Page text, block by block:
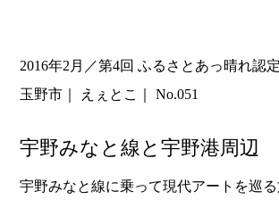
お知らせ
MAGAZINE
地域のよみもの
JR PREMIUM SELECT
2016年2月／第4回 ふるさとあっ晴れ認定
玉野市
えぇとこ No.051
宇野みなと線と宇野港周辺
宇野みなと線に乗って現代アートを巡